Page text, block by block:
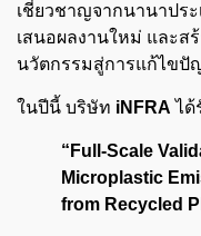
เชี่ยวชาญจากนานาปร
เสนอผลงานใหม่ และส
นวัตกรรมสู่การแก้ไขปั
ในปีนี้ บริษัท iNFRA ได้
“Full-Scale
Microplastic
from Recycled